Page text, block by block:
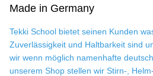
Made in Germany
Tekki School bietet seinen Kunden
Zuverlässigkeit und Haltbarkeit sind
wir wenn möglich namenhafte
unserem Shop stellen wir Stirn-,